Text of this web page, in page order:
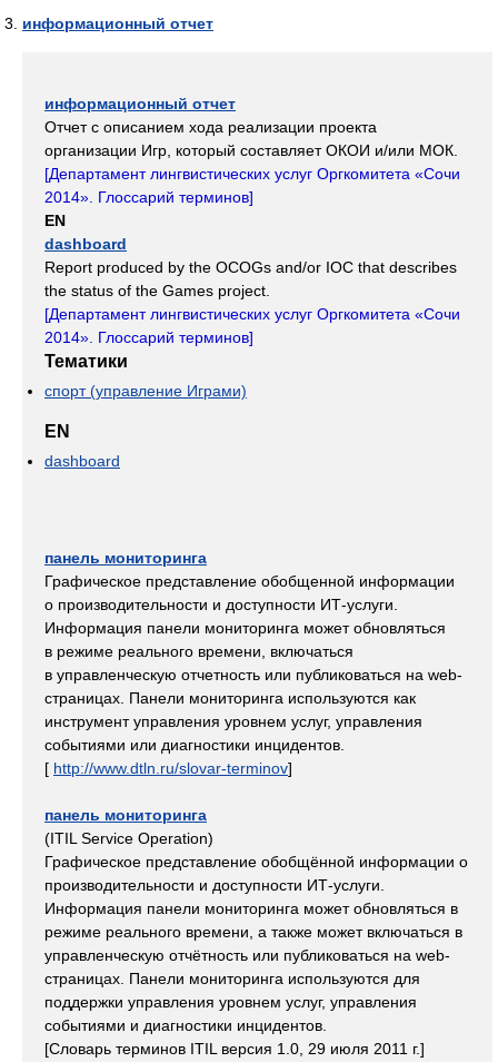
информационный отчет
информационный отчет
Отчет с описанием хода реализации проекта
организации Игр, который составляет ОКОИ и/или МОК.
[Департамент лингвистических услуг Оргкомитета «Сочи
2014». Глоссарий терминов]
EN
dashboard
Report produced by the OCOGs and/or IOC that describes
the status of the Games project.
[Департамент лингвистических услуг Оргкомитета «Сочи
2014». Глоссарий терминов]
Тематики
спорт (управление Играми)
EN
dashboard
панель мониторинга
Графическое представление обобщенной информации
о производительности и доступности ИТ-услуги.
Информация панели мониторинга может обновляться
в режиме реального времени, включаться
в управленческую отчетность или публиковаться на web-
страницах. Панели мониторинга используются как
инструмент управления уровнем услуг, управления
событиями или диагностики инцидентов.
[ http://www.dtln.ru/slovar-terminov]
панель мониторинга
(ITIL Service Operation)
Графическое представление обобщённой информации о
производительности и доступности ИТ-услуги.
Информация панели мониторинга может обновляться в
режиме реального времени, а также может включаться в
управленческую отчётность или публиковаться на web-
страницах. Панели мониторинга используются для
поддержки управления уровнем услуг, управления
событиями и диагностики инцидентов.
[Словарь терминов ITIL версия 1.0, 29 июля 2011 г.]